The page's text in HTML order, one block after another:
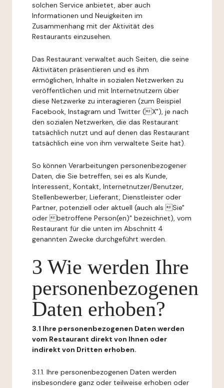
solchen Service anbietet, aber auch
Informationen und Neuigkeiten im
Zusammenhang mit der Aktivität des
Restaurants einzusehen.
Das Restaurant verwaltet auch Seiten, die seine
Aktivitäten präsentieren und es ihm
ermöglichen, Inhalte in sozialen Netzwerken zu
veröffentlichen und mit Internetnutzern über
diese Netzwerke zu interagieren (zum Beispiel
Facebook, Instagram und Twitter (X"), je nach
den sozialen Netzwerken, die das Restaurant
tatsächlich nutzt und auf denen das Restaurant
tatsächlich eine von ihm verwaltete Seite hat).
So können Verarbeitungen personenbezogener
Daten, die Sie betreffen, sei es als Kunde,
Interessent, Kontakt, Internetnutzer/Benutzer,
Stellenbewerber, Lieferant, Dienstleister oder
Partner, potenziell oder aktuell (auch als Sie"
oder betroffene Person(en)" bezeichnet), vom
Restaurant für die unten im Abschnitt 4
genannten Zwecke durchgeführt werden.
3 Wie werden Ihre
personenbezogenen
Daten erhoben?
3.1 Ihre personenbezogenen Daten werden
vom Restaurant direkt von Ihnen oder
indirekt von Dritten erhoben.
3.1.1. Ihre personenbezogenen Daten werden
insbesondere ganz oder teilweise erhoben oder